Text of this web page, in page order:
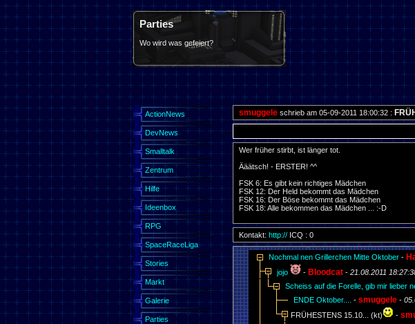
Parties
Wo wird was gefeiert?
ActionNews
DevNews
Smalltalk
Zentrum
Hilfe
Ideenbox
RPG
SpaceRaceLiga
Stories
Markt
Galerie
Parties
smuggeleschrieb am 05-09-2011 18:00:32 :
Wer früher stirbt, ist länger tot.
Ääätsch! - ERSTER! ^^
FSK 6: Es gibt kein richtiges Mädchen
FSK 12: Der Held bekommt das Mädchen
FSK 16: Der Böse bekommt das Mädchen
FSK 18: Alle bekommen das Mädchen ... :-D
Kontakt: http://ICQ : 0
Nochmal nen Grillerchen Mitte Oktober-
jojo
- Bloodcat- 21.08.2011
Scheiss auf die Forelle, gib mir lieber
ENDE Oktober....
- smuggele-
FRÜHESTENS 15.10... (kt)
-